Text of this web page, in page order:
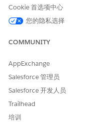
Cookie 首选项中心
您的隐私选择
COMMUNITY
AppExchange
Salesforce 管理员
Salesforce 开发人员
Trailhead
培训